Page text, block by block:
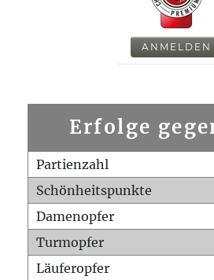
ANMELDEN
Erfolge
Partienzahl
Schönheitspunkte
Damenopfer
Turmopfer
Läuferopfer